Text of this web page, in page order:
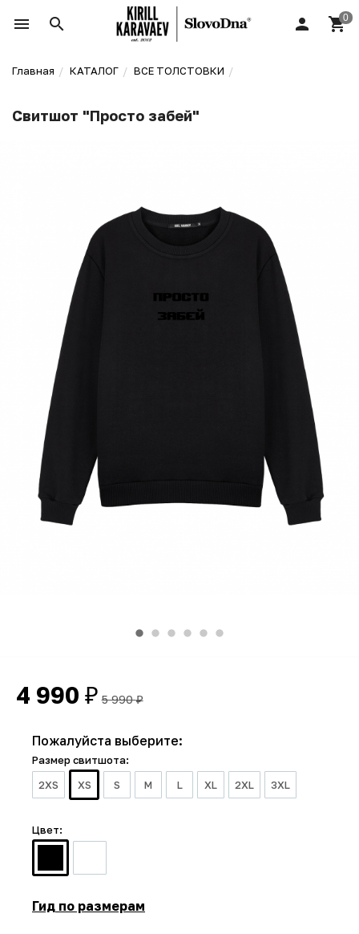
Главная КАТАЛОГ ВСЕ ТОЛСТОВКИ
Свитшот "Просто забей"
4 990 ₽ 5 990₽
Пожалуйста выберите:
Размер свитшота:
2XS
XS S M L XL 2XL 3XL
Цвет:
Гид по размерам